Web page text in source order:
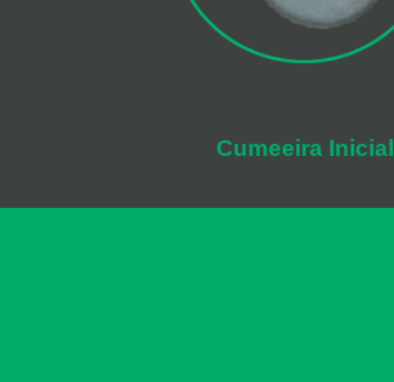
Cumeeira Inicial